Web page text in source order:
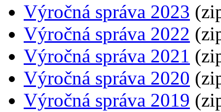
Výročná správa 2023
Výročná správa 2022
Výročná správa 2021
Výročná správa 2020
Výročná správa 2019